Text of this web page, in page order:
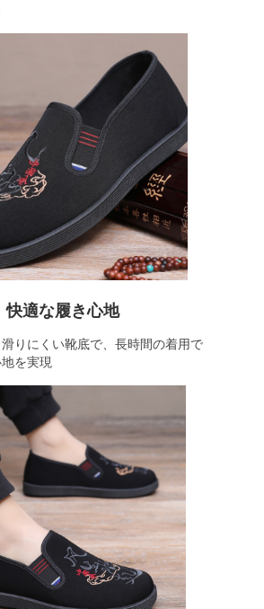
快適な履き心地
りにくい靴底で、長時間の着用で
を実現